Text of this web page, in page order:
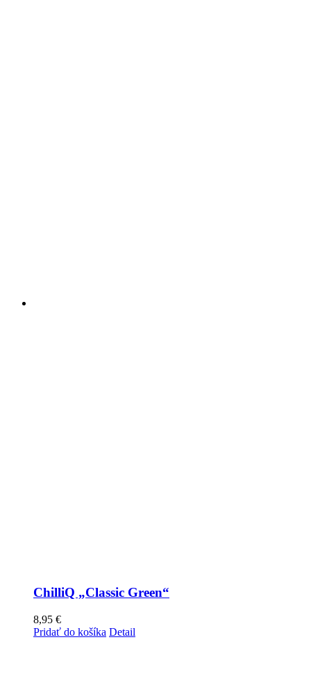
ChilliQ „Classic Green“
8,95 €
Pridať do košíka Detail